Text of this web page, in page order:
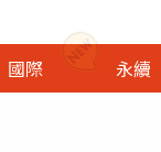
國際 永續